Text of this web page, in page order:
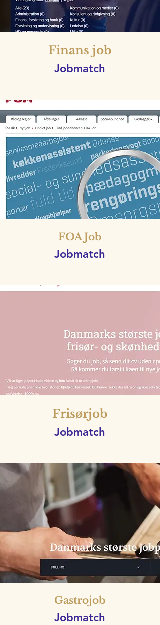
Finans job
Jobmatch
FOA Job
Jobmatch
Frisørjob
Jobmatch
Gastrojob
Jobmatch